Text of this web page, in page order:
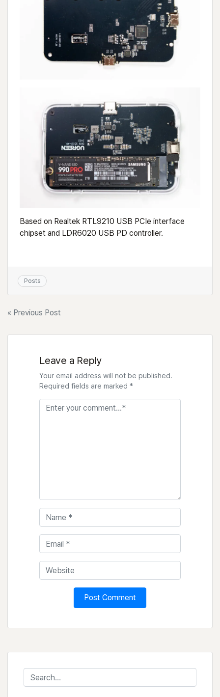
Based on Realtek RTL9210 USB PCIe interface
chipset and LDR6020 USB PD controller.
Posts
글
탐
« Previous Post
Leave a Reply
Your email address will not be published.
Required fields are marked *